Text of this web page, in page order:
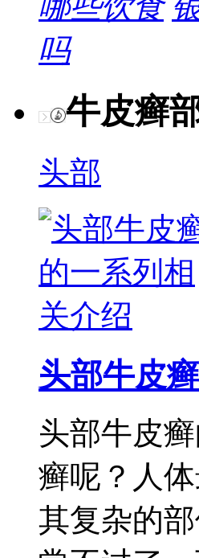
哪些饮食
吗
牛皮癣
头部
头部牛皮
头部牛皮
癣呢？人
其复杂的